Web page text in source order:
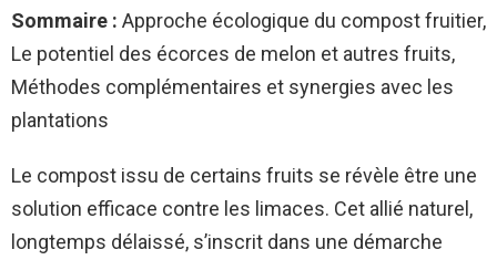
Sommaire : Approche écologique du compost fruitier,
Le potentiel des écorces de melon et autres fruits,
Méthodes complémentaires et synergies avec les
plantations
Le compost issu de certains fruits se révèle être une
solution efficace contre les limaces. Cet allié naturel,
longtemps délaissé, s’inscrit dans une démarche